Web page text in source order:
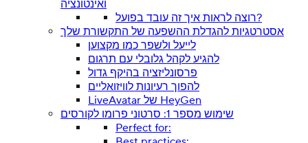
ואינטונציה
רוצה לראות איך זה עובד בפועל?
אסטרטגיות להגדלת ההשפעה של התקשורת שלך
לייעל ולשפר כמו מקצוען
להגיע לקהל גלובלי עם תרגום
פרסונליזציה בהיקף גדול
להפוך רעיונות לוויזואליים
LiveAvatar של HeyGen
שימוש מספר 1: סרטוני פרומו לקורסים
Perfect for: